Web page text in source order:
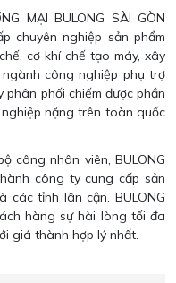
MẠI BULONG SÀI GÒN
chuyên nghiệp sản phẩm
cơ khí chế tạo máy, xây
công nghiệp phụ trợ
phối chiếm được phần
nặng trên toàn quốc
công nhân viên, BULONG
công ty cung cấp sản
các tỉnh lân cận. BULONG
hàng sự hài lòng tối đa
giá thành hợp lý nhất.